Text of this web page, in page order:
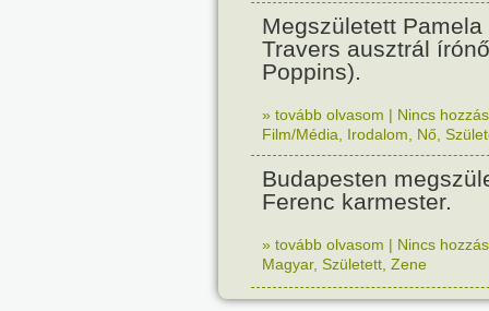
Megszületett Pamela
Travers ausztrál
Poppins).
» tovább olvasom | Nincs
Film/Média
Irodalom Nő
Budapesten
Ferenc karmester.
» tovább olvasom | Nincs
Magyar, Született Zene